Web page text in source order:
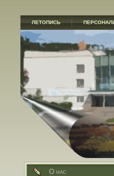
ЛЕТОПИСЬ
О нас